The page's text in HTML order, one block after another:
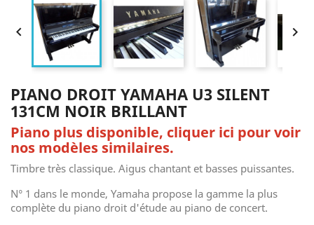
 
PIANO DROIT YAMAHA U3 SILENT
131CM NOIR BRILLANT
Piano plus disponible, cliquer ici pour voir
nos modèles similaires.
Timbre très classique. Aigus chantant et basses puissantes.
N° 1 dans le monde, Yamaha propose la gamme la plus
complète du piano droit d'étude au piano de concert.